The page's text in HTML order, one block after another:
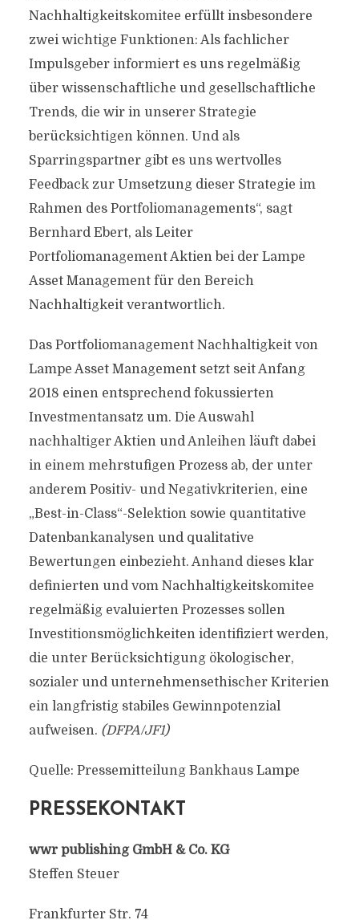
Nachhaltigkeitskomitee erfüllt insbesondere
zwei wichtige Funktionen: Als fachlicher
Impulsgeber informiert es uns regelmäßig
über wissenschaftliche und gesellschaftliche
Trends, die wir in unserer Strategie
berücksichtigen können. Und als
Sparringspartner gibt es uns wertvolles
Feedback zur Umsetzung dieser Strategie im
Rahmen des Portfoliomanagements“, sagt
Bernhard Ebert, als Leiter
Portfoliomanagement Aktien bei der Lampe
Asset Management für den Bereich
Nachhaltigkeit verantwortlich.
Das Portfoliomanagement Nachhaltigkeit von
Lampe Asset Management setzt seit Anfang
2018 einen entsprechend fokussierten
Investmentansatz um. Die Auswahl
nachhaltiger Aktien und Anleihen läuft dabei
in einem mehrstufigen Prozess ab, der unter
anderem Positiv- und Negativkriterien, eine
„Best-in-Class“-Selektion sowie quantitative
Datenbankanalysen und qualitative
Bewertungen einbezieht. Anhand dieses klar
definierten und vom Nachhaltigkeitskomitee
regelmäßig evaluierten Prozesses sollen
Investitionsmöglichkeiten identifiziert werden,
die unter Berücksichtigung ökologischer,
sozialer und unternehmensethischer Kriterien
ein langfristig stabiles Gewinnpotenzial
aufweisen. (DFPA/JF1)
Quelle: Pressemitteilung Bankhaus Lampe
PRESSEKONTAKT
wwr publishing GmbH & Co. KG
Steffen Steuer
Frankfurter Str. 74